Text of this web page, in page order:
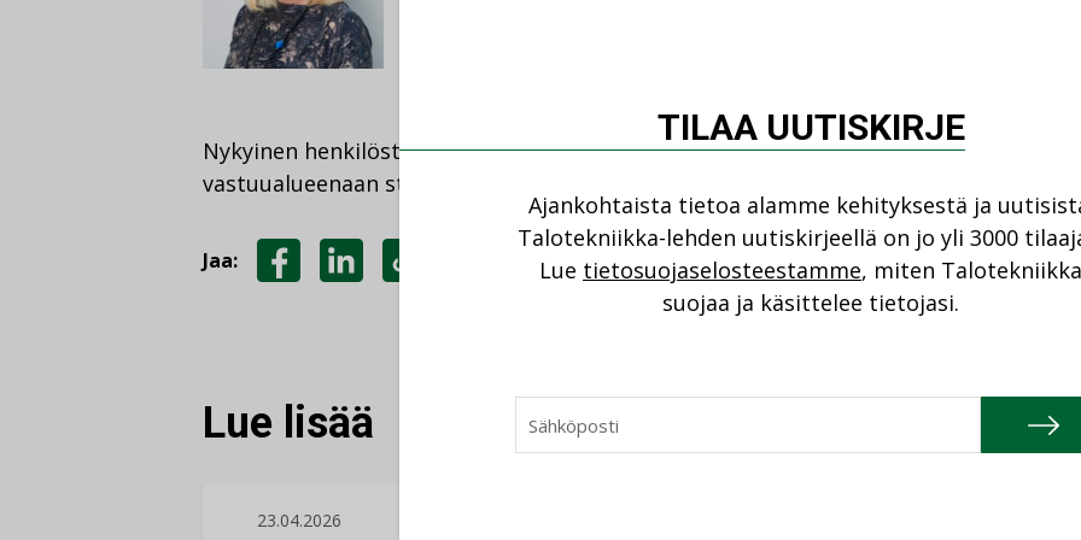
Nykyinen henkilöstöjohtajaMerja Eskolajatkaa Caverionin palveluksessa
vastuualueenaan strateginen resursointi ja henkilöstön kehittäminen.
Jaa:
Lue lisää
23.04.2026
TILAA UUTISKIRJE
Ajankohtaista tietoa alamme kehityksestä ja
Talotekniikka-lehden uutiskirjeellä on jo yli 3000
Lue tietosuojaselosteestamme, miten Talotekniikka
suojaa ja käsittelee tietojasi.